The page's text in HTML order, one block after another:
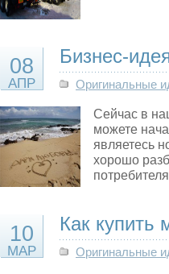
08
АПР
Бизнес-
Оригинальные
Сейчас в
можете
являетесь
хорошо
10
МАР
Как купить
Оригинальные